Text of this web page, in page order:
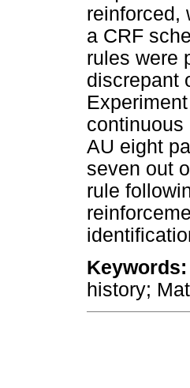
reinforced,
a CRF
rules were
discrepant
continuous
AU eight
seven out
rule
Keywords:
history;